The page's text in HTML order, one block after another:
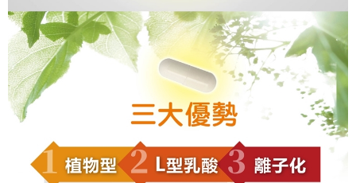
「AFTEE先享後付」，若未經同意申辦者引起之損失，本公司不負相關責
任。
４．使用「AFTEE先享後付」時，將依據個別帳號之用戶狀況，依本公司即
時審查核予不同之上限額度；若仍有額度不足之情形，本公司將視審查結果
請求用戶進行身份認證。
５．嚴禁一人註冊多個帳號或使用他人資訊註冊。若發現惡意使用之情形，
恩沛科技股份有限公司將有權停止該用戶之使用額度並採取法律行動。